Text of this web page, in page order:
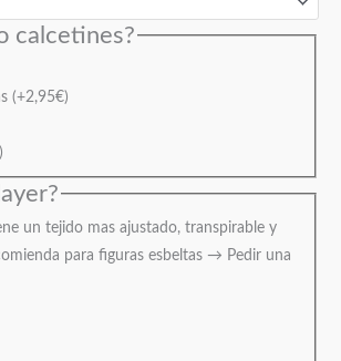
calcetines?
(+2,95€)
)
un tejido mas ajustado, transpirable y
para figuras esbeltas → Pedir una